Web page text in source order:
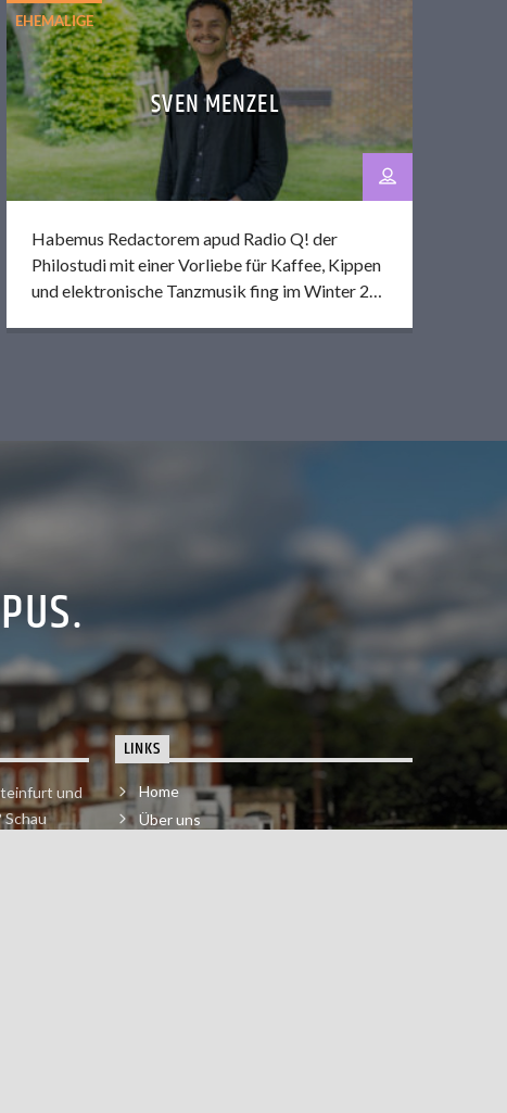
EHEMALIGE
SVEN MENZEL
Habemus Redactorem apud Radio Q! der
Philostudi mit einer Vorliebe für Kaffee, Kippen
und elektronische Tanzmusik fing im Winter 24
bearbeitet er mal das […]
und
LINKS
Home
Über uns